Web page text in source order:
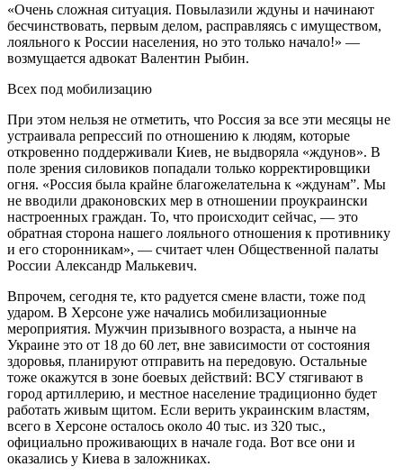
«Очень сложная ситуация. Повылазили ждуны и начинают
бесчинствовать, первым делом, расправляясь с имуществом,
лояльного к России населения, но это только начало!» —
возмущается адвокат Валентин Рыбин.
Всех под мобилизацию
При этом нельзя не отметить, что Россия за все эти месяцы не
устраивала репрессий по отношению к людям, которые
откровенно поддерживали Киев, не выдворяла «ждунов». В
поле зрения силовиков попадали только корректировщики
огня. «Россия была крайне благожелательна к «ждунам”. Мы
не вводили драконовских мер в отношении проукраински
настроенных граждан. То, что происходит сейчас, — это
обратная сторона нашего лояльного отношения к противнику
и его сторонникам», — считает член Общественной палаты
России Александр Малькевич.
Впрочем, сегодня те, кто радуется смене власти, тоже под
ударом. В Херсоне уже начались мобилизационные
мероприятия. Мужчин призывного возраста, а нынче на
Украине это от 18 до 60 лет, вне зависимости от состояния
здоровья, планируют отправить на передовую. Остальные
тоже окажутся в зоне боевых действий: ВСУ стягивают в
город артиллерию, и местное население традиционно будет
работать живым щитом. Если верить украинским властям,
всего в Херсоне осталось около 40 тыс. из 320 тыс.,
официально проживающих в начале года. Вот все они и
оказались у Киева в заложниках.